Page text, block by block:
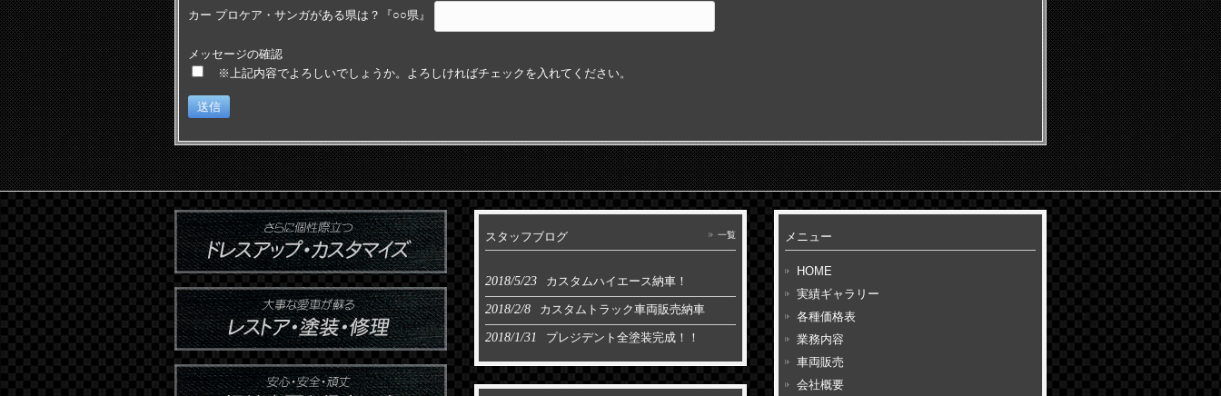
カー プロケア・サンガがある県は？『○○県』
メッセージの確認
※上記内容でよろしいでしょうか。よろしければチェックを入れてください。
スタッフブログ 一覧
2018/5/23 カスタムハイエース納車！
2018/2/8 カスタムトラック車両販売納車
2018/1/31 プレジデント全塗装完成！！
メニュー
HOME
実績ギャラリー
各種価格表
業務内容
車両販売
会社概要